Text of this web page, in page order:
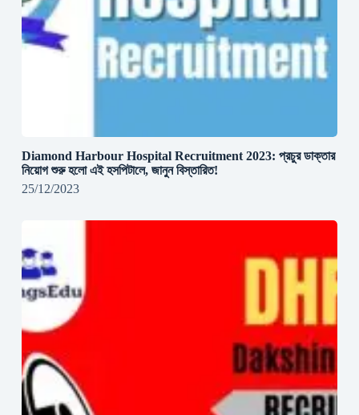
Diamond Harbour Hospital Recruitment 2023: প্রচুর ডাক্তার
নিয়োগ শুরু হলো এই হসপিটালে, জানুন বিস্তারিত!
25/12/2023